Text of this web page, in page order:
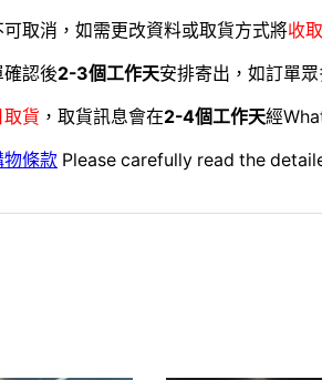
取消，如需更改資料或取貨方式將收
確認後2-3個工作天安排寄出，如訂單
貨 ，取貨訊息會在2-4個工作天經
物條款 Please carefully read the